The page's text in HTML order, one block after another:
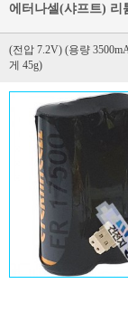
에터나셀(샤프트) 리
(전압 7.2V) (용량
게 45g)